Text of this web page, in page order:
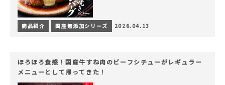
商品紹介 国産無添加シリーズ 2026.04.13
ほろほろ食感！国産牛すね肉のビーフシチューがレギュラー
メニューとして帰ってきた！